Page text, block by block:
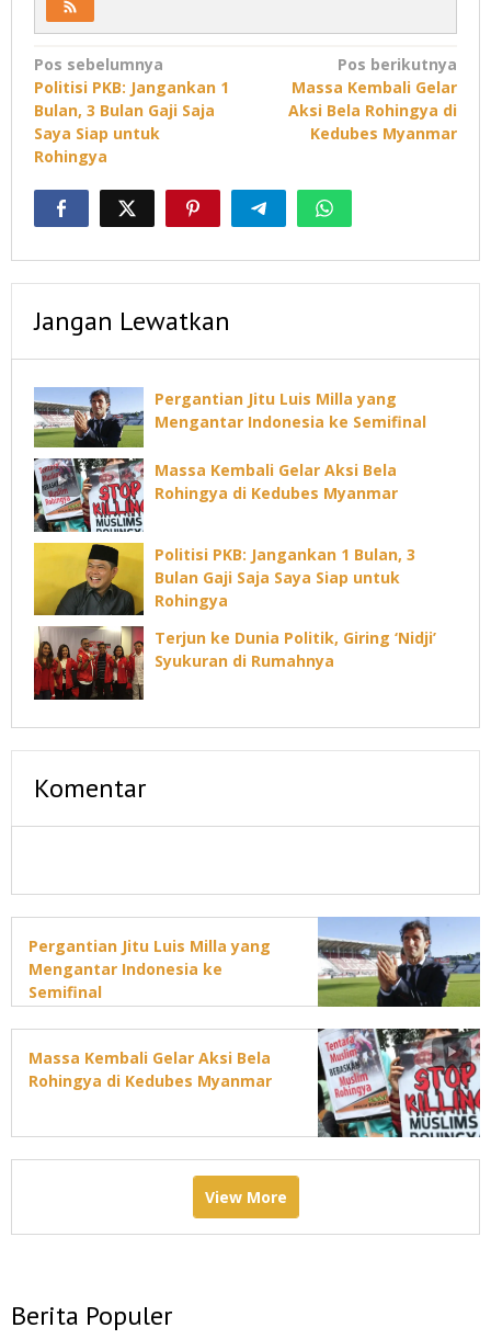
Navigasi
pos
Pos sebelumnya
Politisi PKB: Jangankan 1
Bulan, 3 Bulan Gaji Saja
Saya Siap untuk
Rohingya
Pos berikutnya
Massa Kembali Gelar
Aksi Bela Rohingya di
Kedubes Myanmar
Jangan Lewatkan
Pergantian Jitu Luis Milla yang
Mengantar Indonesia ke Semifinal
Massa Kembali Gelar Aksi Bela
Rohingya di Kedubes Myanmar
Politisi PKB: Jangankan 1 Bulan, 3
Bulan Gaji Saja Saya Siap untuk
Rohingya
Terjun ke Dunia Politik, Giring ‘Nidji’
Syukuran di Rumahnya
Komentar
Pergantian Jitu Luis Milla yang
Mengantar Indonesia ke
Semifinal
Massa Kembali Gelar Aksi Bela
Rohingya di Kedubes Myanmar
View More
Berita Populer